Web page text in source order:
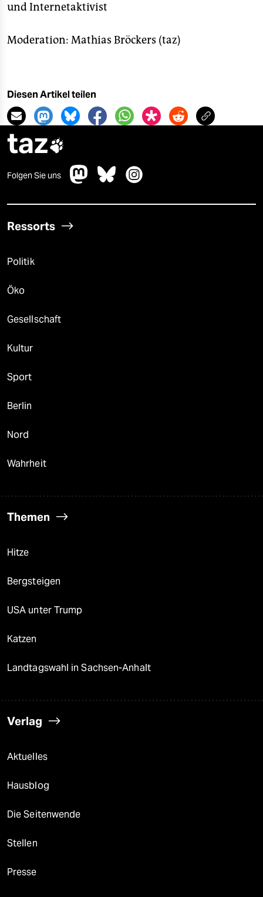
und Internetaktivist
Moderation: Mathias Bröckers (taz)
Diesen Artikel teilen
taz
Folgen Sie uns
Ressorts
Politik
Öko
Gesellschaft
Kultur
Sport
Berlin
Nord
Wahrheit
Themen
Hitze
Bergsteigen
USA unter Trump
Katzen
Landtagswahl in Sachsen-Anhalt
Verlag
Aktuelles
Hausblog
Die Seitenwende
Stellen
Presse